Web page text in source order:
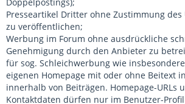
Presseartikel Dritter ohne Zustimmung
zu veröffentlichen;
Werbung im Forum ohne ausdrückliche
Genehmigung durch den Anbieter zu
für sog. Schleichwerbung wie
eigenen Homepage mit oder ohne Beitext
innerhalb von Beiträgen. Homepage-URLs
Kontaktdaten dürfen nur im Benutzer-